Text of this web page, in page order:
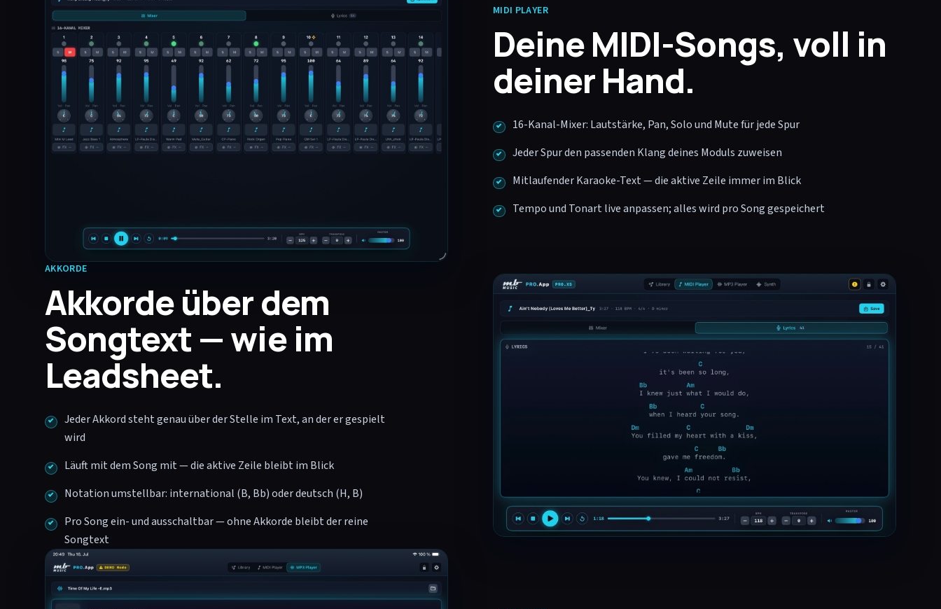
MIDI PLAYER
Deine MIDI-Songs, voll in
deiner Hand.
16-Kanal-Mixer: Lautstärke, Pan, Solo und Mute für jede Spur
Jeder Spur den passenden Klang deines Moduls zuweisen
Mitlaufender Karaoke-Text — die aktive Zeile immer im Blick
Tempo und Tonart live anpassen; alles wird pro Song gespeichert
AKKORDE
Akkorde über dem
Songtext — wie im
Leadsheet.
Jeder Akkord steht genau über der Stelle im Text, an der er gespielt
wird
Läuft mit dem Song mit — die aktive Zeile bleibt im Blick
Notation umstellbar: international (B, Bb) oder deutsch (H, B)
Pro Song ein- und ausschaltbar — ohne Akkorde bleibt der reine
Songtext